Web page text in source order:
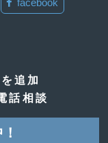
facebook
追加
話相談